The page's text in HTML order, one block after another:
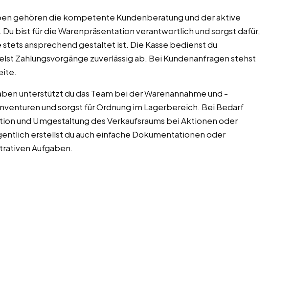
gehören die kompetente Kundenberatung und der aktive
bist für die Warenpräsentation verantwortlich und sorgst dafür,
stets ansprechend gestaltet ist. Die Kasse bedienst du
Zahlungsvorgänge zuverlässig ab. Bei Kundenanfragen stehst
unterstützt du das Team bei der Warenannahme und -
und sorgst für Ordnung im Lagerbereich. Bei Bedarf
und Umgestaltung des Verkaufsraums bei Aktionen oder
erstellst du auch einfache Dokumentationen oder
Aufgaben.